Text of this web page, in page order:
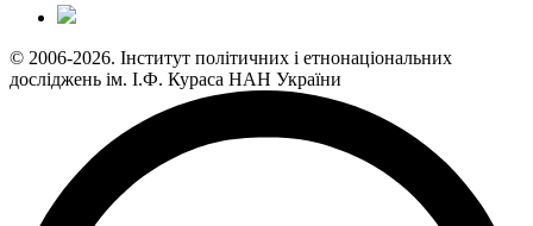
© 2006-2026. Інститут політичних і етнонаціональних
досліджень ім. І.Ф. Кураса НАН України